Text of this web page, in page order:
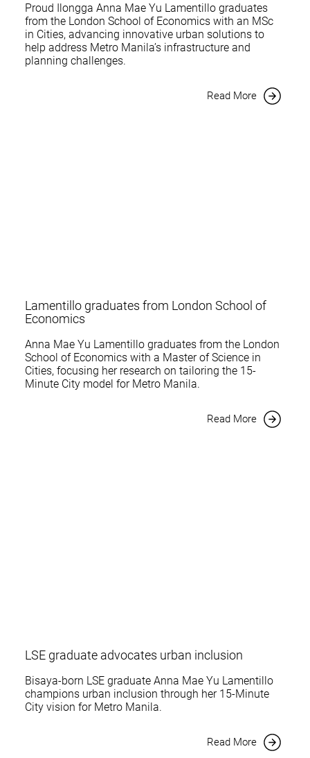
Proud Ilongga Anna Mae Yu Lamentillo graduates
from the London School of Economics with an MSc
in Cities, advancing innovative urban solutions to
help address Metro Manila’s infrastructure and
planning challenges.
Read More
Lamentillo graduates from London School of
Economics
Anna Mae Yu Lamentillo graduates from the London
School of Economics with a Master of Science in
Cities, focusing her research on tailoring the 15-
Minute City model for Metro Manila.
Read More
LSE graduate advocates urban inclusion
Bisaya-born LSE graduate Anna Mae Yu Lamentillo
champions urban inclusion through her 15-Minute
City vision for Metro Manila.
Read More